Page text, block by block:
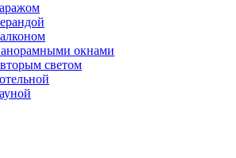
окнами
светом